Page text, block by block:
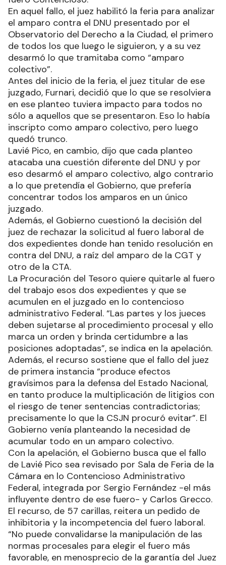
En aquel fallo, el juez habilitó la feria para analizar
el amparo contra el DNU presentado por el
Observatorio del Derecho a la Ciudad, el primero
de todos los que luego le siguieron, y a su vez
desarmó lo que tramitaba como “amparo
colectivo”.
Antes del inicio de la feria, el juez titular de ese
juzgado, Furnari, decidió que lo que se resolviera
en ese planteo tuviera impacto para todos no
sólo a aquellos que se presentaron. Eso lo había
inscripto como amparo colectivo, pero luego
quedó trunco.
Lavié Pico, en cambio, dijo que cada planteo
atacaba una cuestión diferente del DNU y por
eso desarmó el amparo colectivo, algo contrario
a lo que pretendía el Gobierno, que prefería
concentrar todos los amparos en un único
juzgado.
Además, el Gobierno cuestionó la decisión del
juez de rechazar la solicitud al fuero laboral de
dos expedientes donde han tenido resolución en
contra del DNU, a raíz del amparo de la CGT y
otro de la CTA.
La Procuración del Tesoro quiere quitarle al fuero
del trabajo esos dos expedientes y que se
acumulen en el juzgado en lo contencioso
administrativo Federal. “Las partes y los jueces
deben sujetarse al procedimiento procesal y ello
marca un orden y brinda certidumbre a las
posiciones adoptadas”, se indica en la apelación.
Además, el recurso sostiene que el fallo del juez
de primera instancia “produce efectos
gravísimos para la defensa del Estado Nacional,
en tanto produce la multiplicación de litigios con
el riesgo de tener sentencias contradictorias;
precisamente lo que la CSJN procuró evitar”. El
Gobierno venía planteando la necesidad de
acumular todo en un amparo colectivo.
Con la apelación, el Gobierno busca que el fallo
de Lavié Pico sea revisado por Sala de Feria de la
Cámara en lo Contencioso Administrativo
Federal, integrada por Sergio Fernández -el más
influyente dentro de ese fuero- y Carlos Grecco.
El recurso, de 57 carillas, reitera un pedido de
inhibitoria y la incompetencia del fuero laboral.
“No puede convalidarse la manipulación de las
normas procesales para elegir el fuero más
favorable, en menosprecio de la garantía del Juez